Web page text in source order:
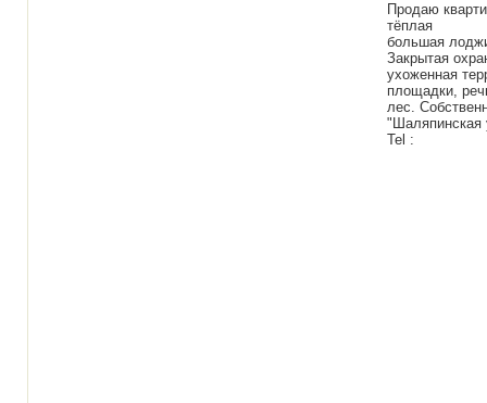
Продаю
тёплая
большая
Закрытая
ухоженная
площадки,
лес.
"Шаляпинская
Tel :